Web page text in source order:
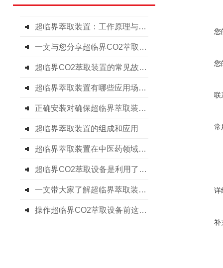
超临界萃取装置：工作原理与技术创新
一文与您分享超临界CO2萃取设备的定期维护保养方法
超临界CO2萃取装置的常见故障相应解决方法分享
超临界萃取装置有哪些应用场景呢
正确安装对确保超临界萃取装置的提取效果至关重要
超临界萃取装置的组成和应用
超临界萃取装置在中医药领域的广泛应用
超临界CO2萃取设备是利用了超临界流体的溶解能力与其密度的关系
一文带大家了解超临界萃取装置的工艺流程
操作超临界CO2萃取设备前这些准备工作别忘了
您
您
联
常
详
补